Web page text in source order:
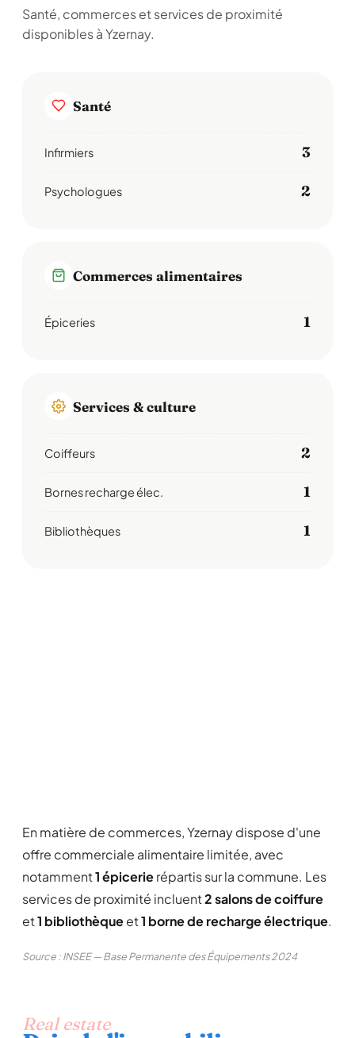
Santé, commerces et services de proximité
disponibles à Yzernay.
Santé
Infirmiers 3
Psychologues 2
Commerces alimentaires
Épiceries 1
Services & culture
Coiffeurs 2
Bornes recharge élec. 1
Bibliothèques 1
En matière de commerces, Yzernay dispose d'une
offre commerciale alimentaire limitée, avec
notamment1 épicerierépartis sur la commune. Les
services de proximité incluent2 salons de coiffure
et1 bibliothèqueet1 borne de recharge électrique.
Source : INSEE — Base Permanente des Équipements 2024
Real estate